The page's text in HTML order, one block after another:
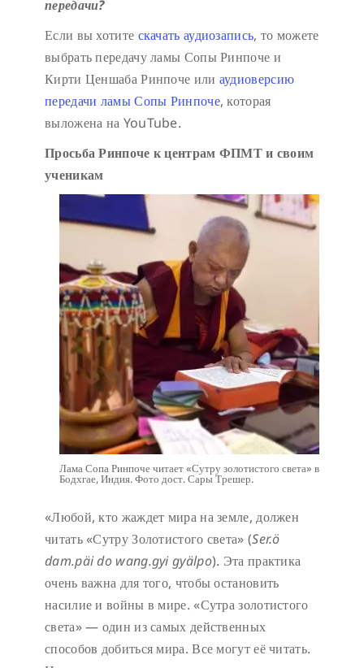
передачи?
Если вы хотите скачать аудиозапись, то можете
выбрать передачу ламы Сопы Ринпоче и
Кирти Ценшаба Ринпоче или аудиоверсию
передачи ламы Сопы Ринпоче, которая
выложена на YouTube.
Просьба Ринпоче к центрам ФПМТ и своим
ученикам
Лама Сопа Ринпоче читает «Сутру золотистого света» в
Бодхгае, Индия. Фото дост. Сары Трешер.
«Любой, кто жаждет мира на земле, должен
читать «Сутру Золотистого света» (Ser.ö
dam.päi do wang.gyi gyälpo). Эта практика
очень важна для того, чтобы остановить
насилие и войны в мире. «Сутра золотистого
света» — один из самых действенных
способов добиться мира. Все могут её читать.